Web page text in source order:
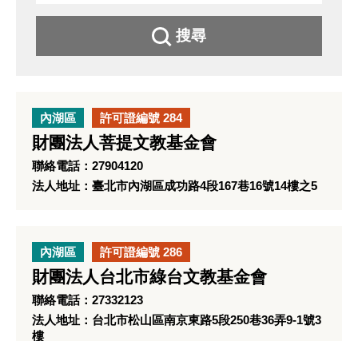
搜尋
內湖區 許可證編號 284
財團法人菩提文教基金會
聯絡電話：27904120
法人地址：臺北市內湖區成功路4段167巷16號14樓之5
內湖區 許可證編號 286
財團法人台北市綠台文教基金會
聯絡電話：27332123
法人地址：台北市松山區南京東路5段250巷36弄9-1號3
樓